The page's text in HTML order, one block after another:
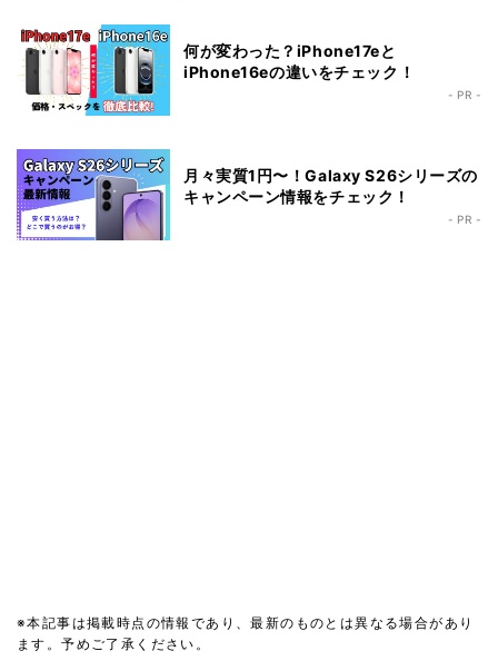
何が変わった？iPhone17eと
iPhone16eの違いをチェック！
- PR -
月々実質1円〜！Galaxy S26シリーズの
キャンペーン情報をチェック！
- PR -
※本記事は掲載時点の情報であり、最新のものとは異なる場合があり
ます。予めご了承ください。